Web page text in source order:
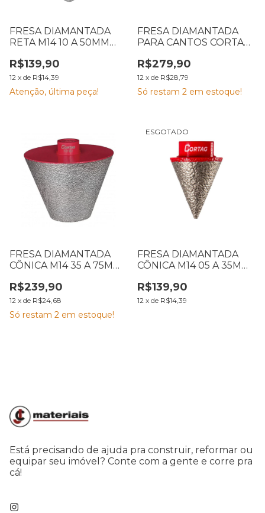
FRESA DIAMANTADA
RETA M14 10 A 50MM
60204
R$139,90
12 x de R$14,39
Atenção, última peça!
FRESA DIAMANTADA
PARA CANTOS CORTAG
R$279,90
12 x de R$28,79
Só restam 2 em estoque!
FRESA DIAMANTADA
CÔNICA M14 35 A 75MM
60215
R$239,90
12 x de R$24,68
Só restam 2 em estoque!
ESGOTADO
FRESA DIAMANTADA
CÔNICA M14 05 A 35MM
60210
R$139,90
12 x de R$14,39
Está precisando de ajuda pra construir, reformar ou
equipar seu imóvel? Conte com a gente e corre pra
cá!